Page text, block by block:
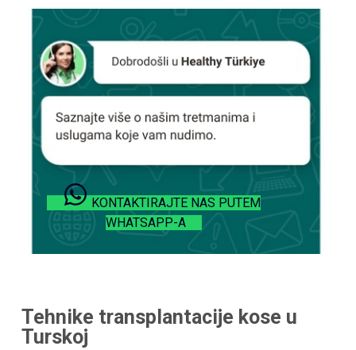
KONTAKTIRAJTE NAS PUTEM
WHATSAPP-A
Tehnike transplantacije kose u
Turskoj